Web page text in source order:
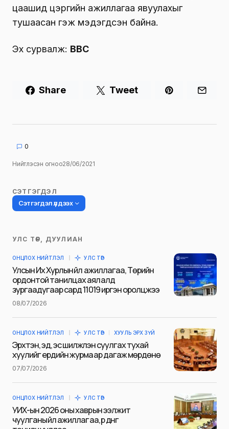
цаашид цэргийн ажиллагаа явуулахыг
тушаасан гэж мэдэгдсэн байна.
Эх сурвалж: BBC
Share Tweet
0
Нийтлэсэн огноо28/06/2021
СЭТГЭГДЭЛ
Сэтгэгдэл үлдээх
Таны имэйл хаягийг нийтлэхгүй.
тэмдэглэсэн
Сэтгэгдэл*
Name
УЛС ТӨР, ДУУЛИАН
ОНЦЛОХ НИЙТЛЭЛ УЛС ТӨР
Улсын Их Хурлын үйл ажиллагаа, Төрийн
ордонтой танилцах аялалд
зургаадугаар сард 11019 иргэн оролцжээ
08/07/2026
ОНЦЛОХ НИЙТЛЭЛ УЛС ТӨР ХУУЛЬ ЭРХ ЗҮЙ
Эрхтэн, эд, эс шилжүүлэн суулгах тухай
хуулийг ердийн журмаар дагаж мөрдөнө
07/07/2026
ОНЦЛОХ НИЙТЛЭЛ УЛС ТӨР
УИХ-ын 2026 оны хаврын ээлжит
чуулганы үйл ажиллагаа, үр дүнг